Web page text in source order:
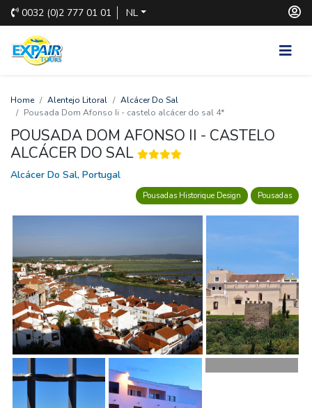
0032 (0)2 777 01 01 NL
Home Alentejo Litoral
Alcácer Do Sal
Pousada Dom Afonso Ii - castelo alcácer do sal 4*
POUSADA DOM AFONSO II - CASTELO
ALCÁCER DO SAL
Alcácer Do Sal, Portugal
Pousadas Historique Design Pousadas